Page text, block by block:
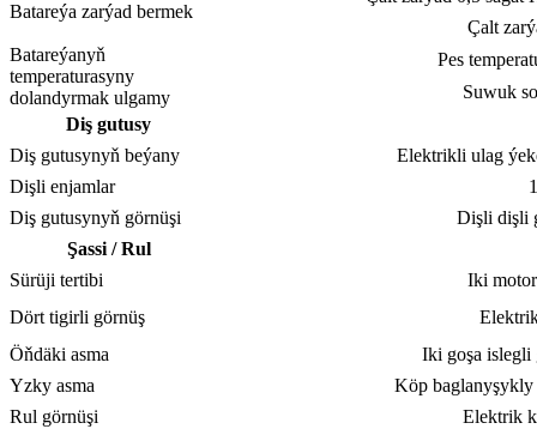
Batareýa zarýad bermek
Çalt
Batareýanyň
temperaturasyny
dolandyrmak ulgamy
Pes
Suwuk
Diş gutusy
Diş gutusynyň beýany
Elektrikli ulag
Dişli enjamlar
1
Diş gutusynyň görnüşi
Dişli dişli
Şassi / Rul
Sürüji tertibi
Iki
Dört tigirli görnüş
Öňdäki asma
Iki goşa islegli
Yzky asma
Köp baglanyşykly
Rul görnüşi
Elektrik